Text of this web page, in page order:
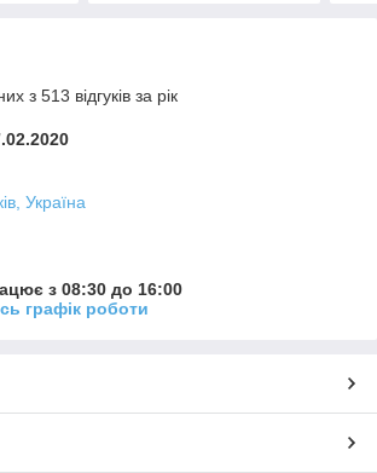
з 513 відгуків за рік
Україна
з 08:30 до 16:00
графік роботи